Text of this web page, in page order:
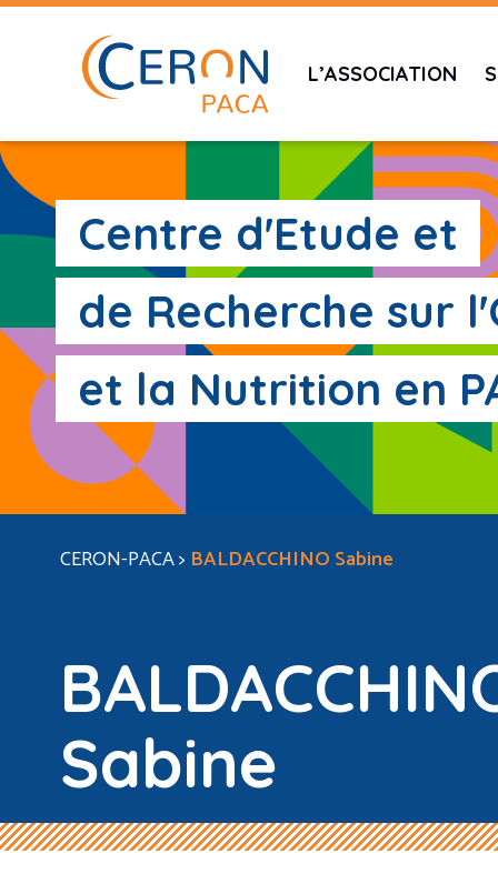
L’ASSOCIATION
Centre d'Etude et
de Recherche sur
et la Nutrition en
CERON-PACA> BALDACCHINO Sabine
Sabine